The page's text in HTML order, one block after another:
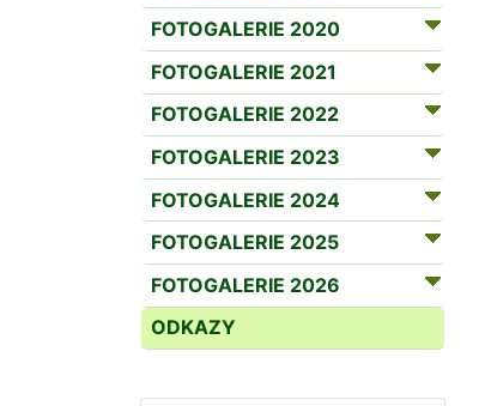
FOTOGALERIE 2020
FOTOGALERIE 2021
FOTOGALERIE 2022
FOTOGALERIE 2023
FOTOGALERIE 2024
FOTOGALERIE 2025
FOTOGALERIE 2026
ODKAZY